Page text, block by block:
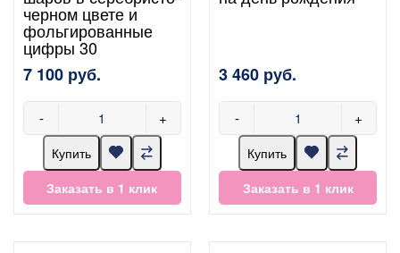
черном цвете и
фольгированные
цифры 30
7 100 руб.
- +
Купить
Заказать в 1 клик
3 460 руб.
- +
Купить
Заказать в 1 клик